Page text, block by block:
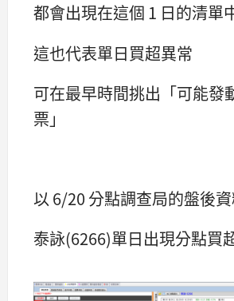
都會出現在這個 1 日的清單
這也代表單日買超異常
可在最早時間挑出「可能發
票」
以 6/20 分點調查局的盤後
泰詠(6266)單日出現分點買